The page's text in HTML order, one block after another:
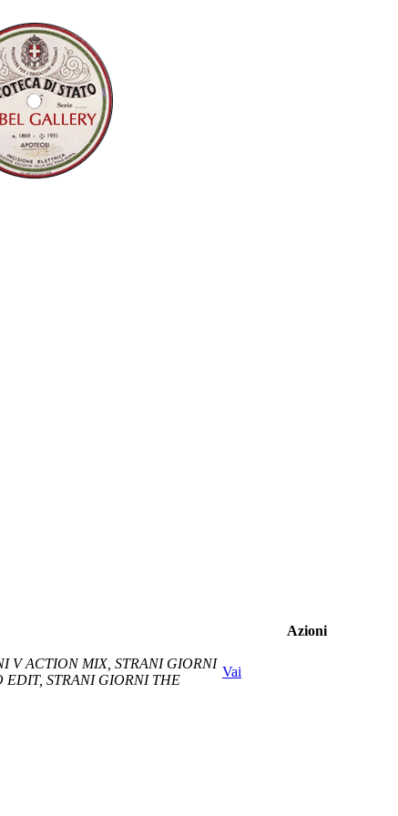
Azioni
V ACTION MIX, STRANI GIORNI
EDIT, STRANI GIORNI THE
Vai